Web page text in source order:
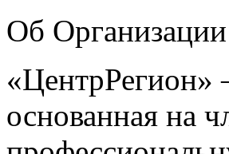
Об Организации
«ЦентрРегион»
основанная на